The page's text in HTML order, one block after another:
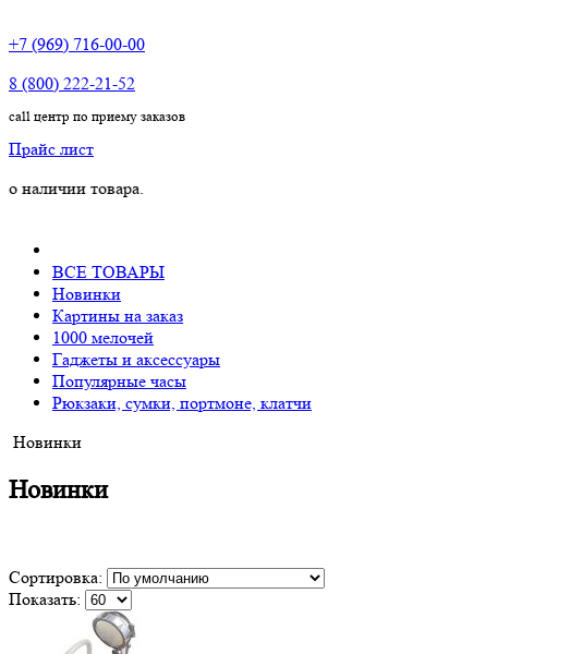
+7 (969) 716-00-00
8 (800) 222-21-52
call центр по приему заказов
Прайс лист
товара.
ВСЕ ТОВАРЫ
Новинки
Картины на заказ
1000 мелочей
Гаджеты и аксессуары
Популярные часы
Рюкзаки, сумки, портмоне, клатчи
Новинки
Новинки
Сортировка:
Показать: